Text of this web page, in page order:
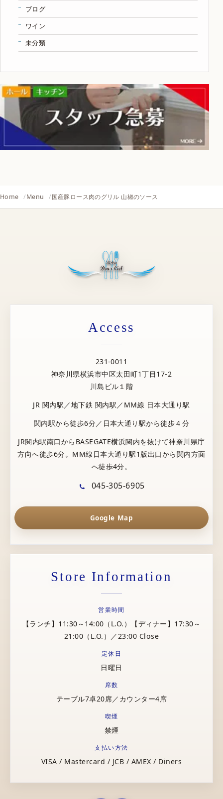
ブログ
ワイン
未分類
Home Menu 国産豚ロース肉のグリル 山椒のソース
Access
231-0011
神奈川県横浜市中区太田町1丁目17-2
川島ビル１階
JR 関内駅／地下鉄 関内駅／MM線 日本大通り駅
関内駅から徒歩6分／日本大通り駅から徒歩４分
JR関内駅南口からBASEGATE横浜関内を抜けて神奈川県庁
方向へ徒歩6分。MM線日本大通り駅1版出口から関内方面
へ徒歩4分。
045-305-6905
Google Map
Store Information
営業時間
【ランチ】11:30～14:00（L.O.）【ディナー】17:30～
21:00（L.O.）／23:00 Close
定休日
日曜日
席数
テーブル7卓20席／カウンター4席
喫煙
禁煙
支払い方法
VISA / Mastercard / JCB / AMEX / Diners